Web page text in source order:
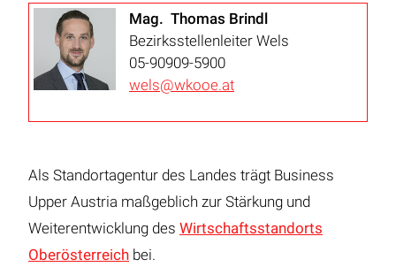
Mag. Thomas Brindl
Bezirksstellenleiter Wels
05-90909-5900
wels@wkooe.at
Als Standortagentur des Landes trägt Business
Upper Austria maßgeblich zur Stärkung und
Weiterentwicklung des Wirtschaftsstandorts
Oberösterreich bei.